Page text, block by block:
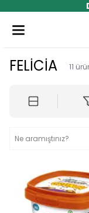
FELİCİA 11